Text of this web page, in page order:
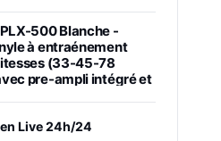
PLX-500 Blanche -
à entraénement
(33-45-78
pre-ampli intégré et
Live 24h/24